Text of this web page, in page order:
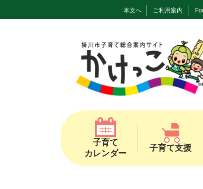
本文へ ご利用案内
子育て
カレンダー
子育て支援